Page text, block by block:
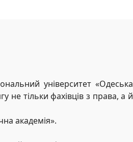
університет «Одеська
не тільки фахівців з права, а й
академія».